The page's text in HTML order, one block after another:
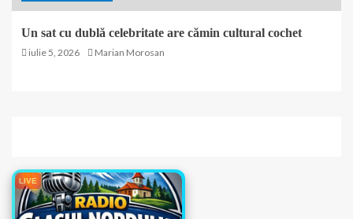
Un sat cu dublă celebritate are cămin cultural cochet
iulie 5, 2026 Marian Morosan
LIVE